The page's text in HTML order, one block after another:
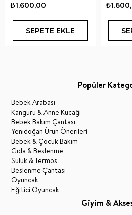
₺1.600,00
SEPETE EKLE
Popüler
Bebek Arabası
Kanguru & Anne Kucağı
Bebek Bakım Çantası
Yenidoğan Ürün Önerileri
Bebek & Çocuk Bakım
Gıda & Beslenme
Suluk & Termos
Beslenme Çantası
Oyuncak
Eğitici Oyuncak
Giyim &